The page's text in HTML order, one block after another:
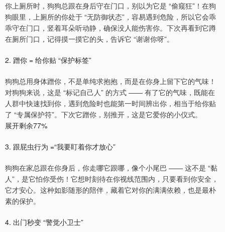
你上厕所时，狗狗总跟在身后守在门口，别以为它是 “偷窥狂”！在狗
狗眼里，上厕所的你处于 “无防御状态”，容易遇到危险，所以它会乖
乖守在门口，竖着耳朵听动静，确保没人能伤害你。下次再看到它蹲
在厕所门口，记得摸一摸它的头，告诉它 “谢谢你呀”。
2. 蹭你 = 给你贴 “保护标签”
狗狗总用身体蹭你，不是单纯求抱抱，而是在你身上留下它的气味！
对狗狗来说，这是 “标记自己人” 的方式 —— 有了它的气味，既能在
人群中快速找到你，遇到危险时也能第一时间辨出你，相当于给你贴
了 “专属保护符”。下次它蹭你，别推开，这是它爱你的小仪式。
展开剩余77%
3. 跟屁虫行为 =“我要盯着你才放心”
狗狗在家总跟在你身后，你走哪它跟哪，像个小尾巴 —— 这不是 “黏
人”，是它怕你受伤！它想时刻待在你视线范围内，只要看到你安全，
它才安心。这种如影随形的陪伴，藏着它对你的满满依赖，也是最朴
素的保护。
4. 出门秒变 “警觉小卫士”